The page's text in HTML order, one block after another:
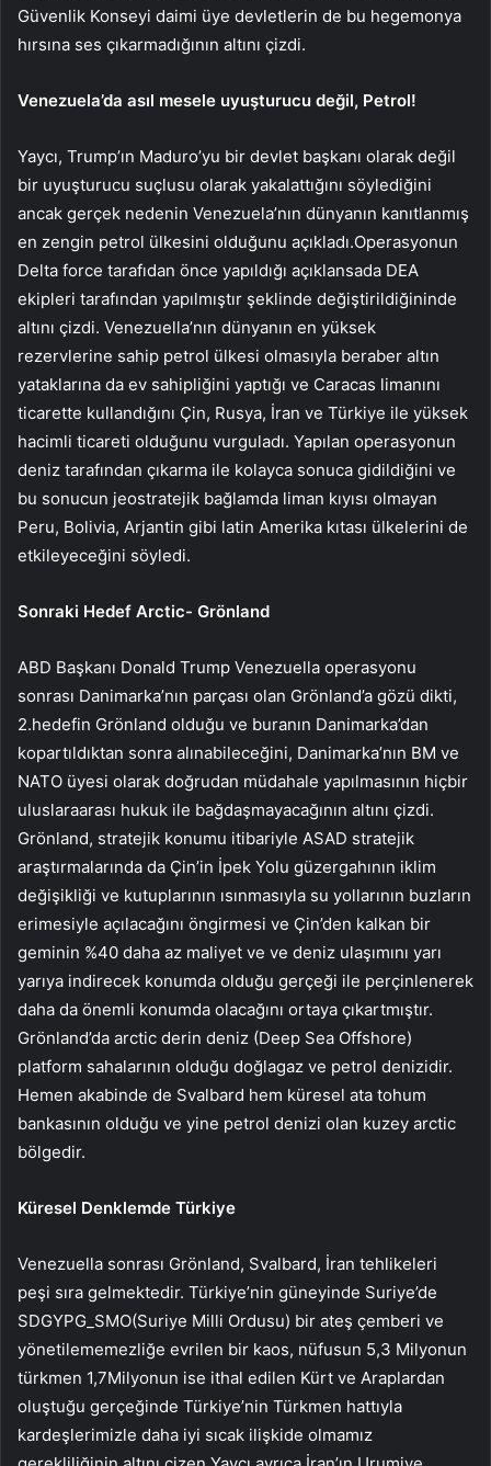
Güvenlik Konseyi daimi üye devletlerin de bu hegemonya
hırsına ses çıkarmadığının altını çizdi.
Venezuela’da asıl mesele uyuşturucu değil, Petrol!
Yaycı, Trump’ın Maduro’yu bir devlet başkanı olarak değil
bir uyuşturucu suçlusu olarak yakalattığını söylediğini
ancak gerçek nedenin Venezuela’nın dünyanın kanıtlanmış
en zengin petrol ülkesini olduğunu açıkladı.Operasyonun
Delta force tarafıdan önce yapıldığı açıklansada DEA
ekipleri tarafından yapılmıştır şeklinde değiştirildiğininde
altını çizdi. Venezuella’nın dünyanın en yüksek
rezervlerine sahip petrol ülkesi olmasıyla beraber altın
yataklarına da ev sahipliğini yaptığı ve Caracas limanını
ticarette kullandığını Çin, Rusya, İran ve Türkiye ile yüksek
hacimli ticareti olduğunu vurguladı. Yapılan operasyonun
deniz tarafından çıkarma ile kolayca sonuca gidildiğini ve
bu sonucun jeostratejik bağlamda liman kıyısı olmayan
Peru, Bolivia, Arjantin gibi latin Amerika kıtası ülkelerini de
etkileyeceğini söyledi.
Sonraki Hedef Arctic- Grönland
ABD Başkanı Donald Trump Venezuella operasyonu
sonrası Danimarka’nın parçası olan Grönland’a gözü dikti,
2.hedefin Grönland olduğu ve buranın Danimarka’dan
kopartıldıktan sonra alınabileceğini, Danimarka’nın BM ve
NATO üyesi olarak doğrudan müdahale yapılmasının hiçbir
uluslaraarası hukuk ile bağdaşmayacağının altını çizdi.
Grönland, stratejik konumu itibariyle ASAD stratejik
araştırmalarında da Çin’in İpek Yolu güzergahının iklim
değişikliği ve kutuplarının ısınmasıyla su yollarının buzların
erimesiyle açılacağını öngirmesi ve Çin’den kalkan bir
geminin %40 daha az maliyet ve ve deniz ulaşımını yarı
yarıya indirecek konumda olduğu gerçeği ile perçinlenerek
daha da önemli konumda olacağını ortaya çıkartmıştır.
Grönland’da arctic derin deniz (Deep Sea Offshore)
platform sahalarının olduğu doğlagaz ve petrol denizidir.
Hemen akabinde de Svalbard hem küresel ata tohum
bankasının olduğu ve yine petrol denizi olan kuzey arctic
bölgedir.
Küresel Denklemde Türkiye
Venezuella sonrası Grönland, Svalbard, İran tehlikeleri
peşi sıra gelmektedir. Türkiye’nin güneyinde Suriye’de
SDGYPG_SMO(Suriye Milli Ordusu) bir ateş çemberi ve
yönetilememezliğe evrilen bir kaos, nüfusun 5,3 Milyonun
türkmen 1,7Milyonun ise ithal edilen Kürt ve Araplardan
oluştuğu gerçeğinde Türkiye’nin Türkmen hattıyla
kardeşlerimizle daha iyi sıcak ilişkide olmamız